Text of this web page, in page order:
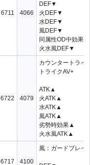
6711 4066
DEF▼
火DEF▼
水DEF▼
風DEF▼
同属性OD中効果▲
火水風DEF▼
6722 4079
カウンタートライ
トライクAV+
ATK▲
火ATK▲
水ATK▲
風ATK▲
劣勢時効果▲
火水風ATK▲
6717 4100
風：ガードブレイ